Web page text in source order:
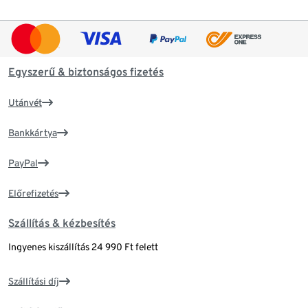
Egyszerű & biztonságos fizetés
Utánvét
Bankkártya
PayPal
Előrefizetés
Szállítás & kézbesítés
Ingyenes kiszállítás 24 990 Ft felett
Szállítási díj